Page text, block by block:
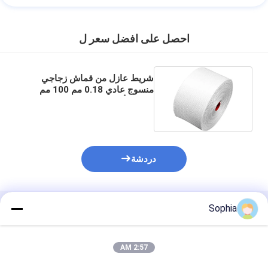
احصل على افضل سعر ل
شريط عازل من قماش زجاجي
منسوج عادي 0.18 مم 100 مم
دردشة
المنتجات الموصى بها
Sophia
2:57 AM